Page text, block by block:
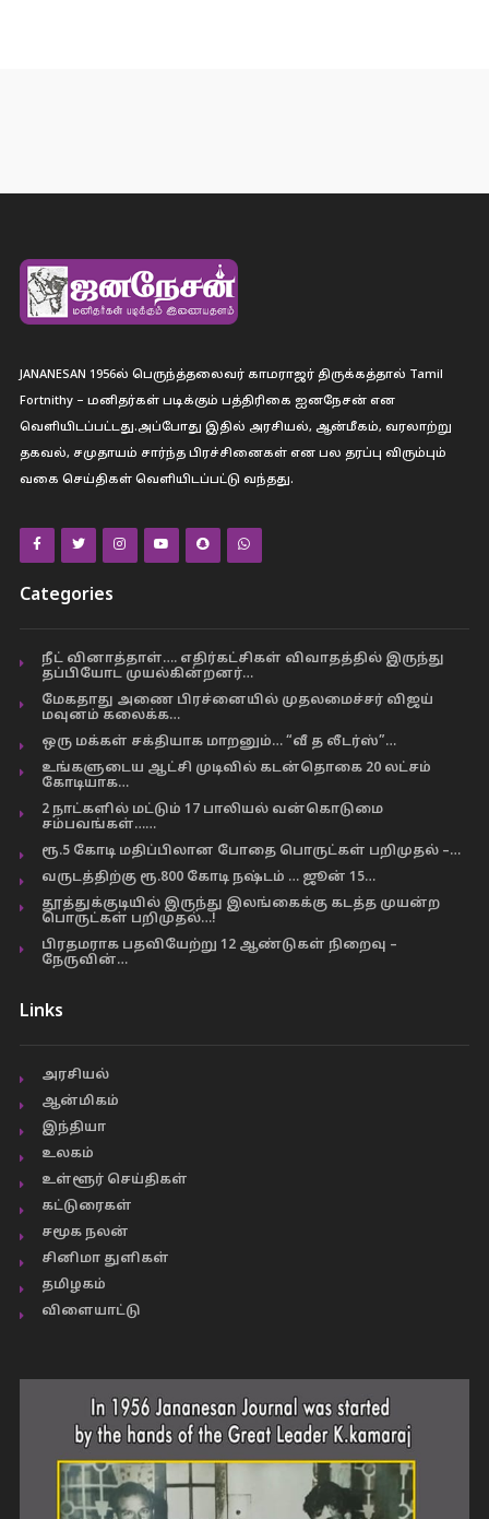
JANANESAN 1956ல் பெருந்த்தலைவர் காமராஜர் திருக்கத்தால் Tamil
Fortnithy – மனிதர்கள் படிக்கும் பத்திரிகை ஐனநேசன் என
வெளியிடப்பட்டது.அப்போது இதில் அரசியல், ஆன்மீகம், வரலாற்று
தகவல், சமுதாயம் சார்ந்த பிரச்சினைகள் என பல தரப்பு விரும்பும்
வகை செய்திகள் வெளியிடப்பட்டு வந்தது.
Categories
நீட் வினாத்தாள்…. எதிர்கட்சிகள் விவாதத்தில் இருந்து
தப்பியோட முயல்கின்றனர்…
மேகதாது அணை பிரச்னையில் முதலமைச்சர் விஜய்
மவுனம் கலைக்க…
ஒரு மக்கள் சக்தியாக மாறனும்… “வீ த லீடர்ஸ்”…
உங்களுடைய ஆட்சி முடிவில் கடன்தொகை 20 லட்சம்
கோடியாக…
2 நாட்களில் மட்டும் 17 பாலியல் வன்கொடுமை
சம்பவங்கள்……
ரூ.5 கோடி மதிப்பிலான போதை பொருட்கள் பறிமுதல் –…
வருடத்திற்கு ரூ.800 கோடி நஷ்டம் … ஜூன் 15…
தூத்துக்குடியில் இருந்து இலங்கைக்கு கடத்த முயன்ற
பொருட்கள் பறிமுதல்…!
பிரதமராக பதவியேற்று 12 ஆண்டுகள் நிறைவு –
நேருவின்…
Links
அரசியல்
ஆன்மிகம்
இந்தியா
உலகம்
உள்ளூர் செய்திகள்
கட்டுரைகள்
சமூக நலன்
சினிமா துளிகள்
தமிழகம்
விளையாட்டு